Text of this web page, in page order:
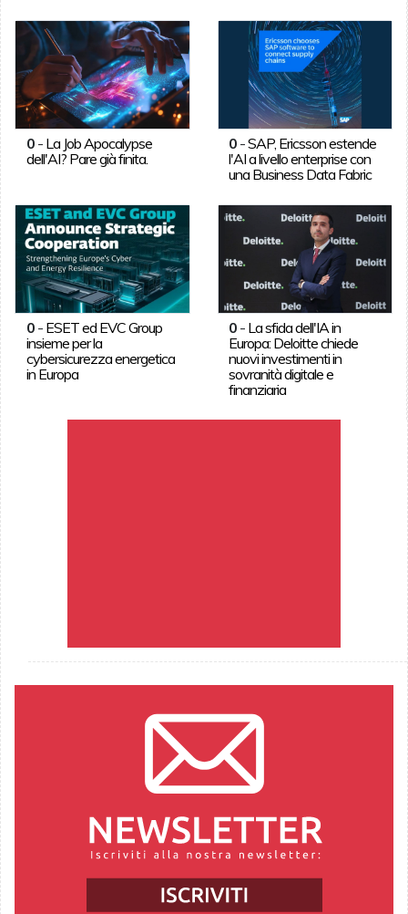
0- La Job Apocalypse
dell'AI? Pare già finita.
0 -SAP, Ericsson estende
l'AI a livello enterprise con
una Business Data Fabric
0- ESET ed EVC Group
insieme per la
cybersicurezza energetica
in Europa
0 - La sfida dell'IA in
Europa: Deloitte chiede
nuovi investimenti in
sovranità digitale e
finanziaria